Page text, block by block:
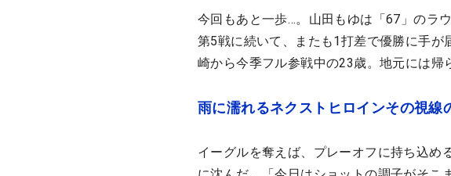
今回もあと一歩…。山田もゆは「67」のラ
第5戦に続いて、またも1打差で優勝に手
崎から今季フル参戦中の23歳。地元には帰
雨に濡れるネクストヒロインその視線
イーグルを奪えば、プレーオフに持ち込め